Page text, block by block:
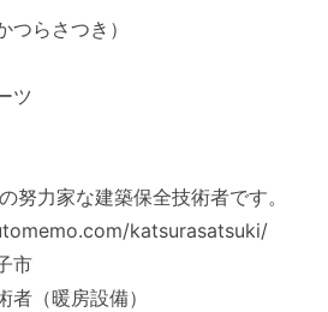
らさつき）
ツ
努力家な建築保全技術者です。
katsurasatsuki/
市
（暖房設備）